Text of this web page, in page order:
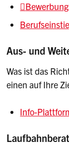
Aus- und
Was ist das
einen auf Ihre
Info-